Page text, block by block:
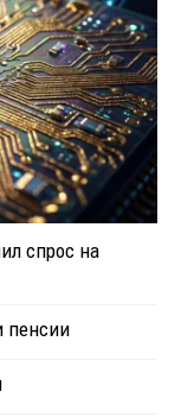
спрос на
пенсии